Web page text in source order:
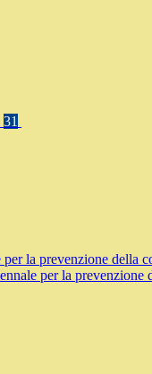
31
la prevenzione della
per la prevenzione